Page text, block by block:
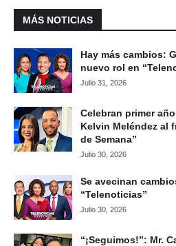
MÁS NOTICIAS
Hay más cambios:
nuevo rol en
Julio 31, 2026
Celebran primer
Kelvin Meléndez al
de Semana”
Julio 30, 2026
Se avecinan
“Telenoticias”
Julio 30, 2026
“¡Seguimos!”: Mr.